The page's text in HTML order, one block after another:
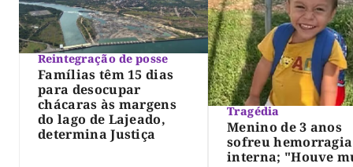
Reintegração de posse
Famílias têm 15 dias
para desocupar
chácaras às margens
do lago de Lajeado,
determina Justiça
Tragédia
Menino de 3 anos
sofreu hemorragia
interna; "Houve